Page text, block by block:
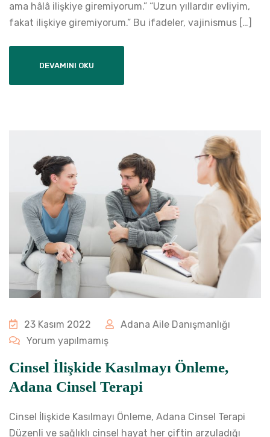
ama hâlâ ilişkiye giremiyorum.” “Uzun yıllardır evliyim,
fakat ilişkiye giremiyorum.” Bu ifadeler, vajinismus […]
DEVAMINI OKU
23 Kasım 2022
Adana Aile Danışmanlığı
Yorum yapılmamış
Cinsel İlişkide Kasılmayı Önleme,
Adana Cinsel Terapi
Cinsel İlişkide Kasılmayı Önleme, Adana Cinsel Terapi
Düzenli ve sağlıklı cinsel hayat her çiftin arzuladığı